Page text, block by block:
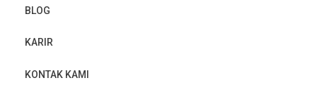
BLOG
KARIR
KONTAK KAMI